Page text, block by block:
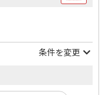
条件を変更